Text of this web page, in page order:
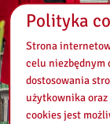
Polityka
Strona
celu niezbędnym
dostosowania
użytkownika
cookies jest